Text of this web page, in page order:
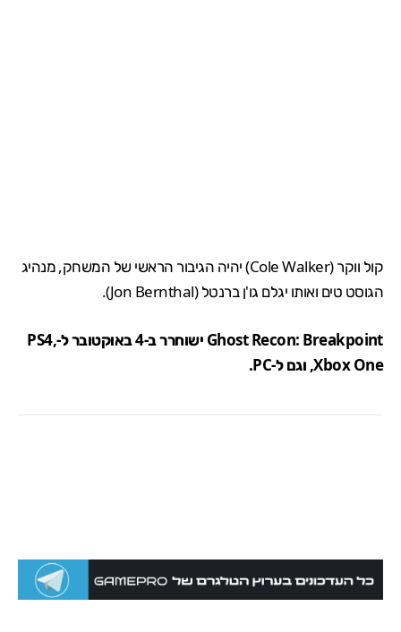
קול ווקר (Cole Walker) יהיה הגיבור הראשי של המשחק, מנהיג
הגוסט טים ואותו יגלם גו'ן ברנטל (Jon Bernthal).
Ghost Recon: Breakpoint ישוחרר ב-4 באוקטובר ל-PS4,
Xbox One, וגם ל-PC.